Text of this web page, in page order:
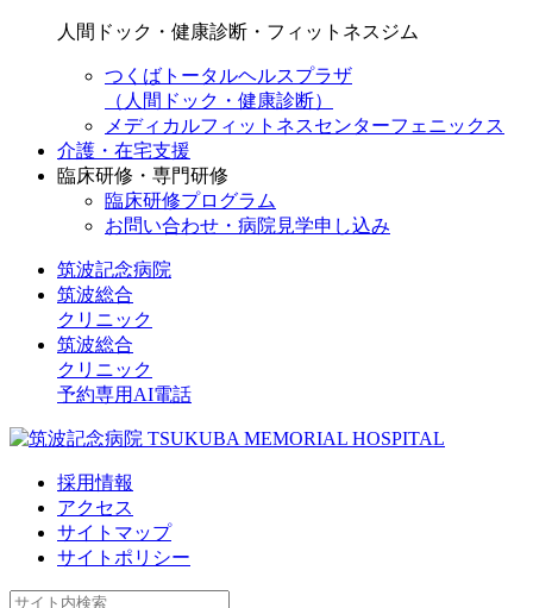
人間ドック・健康診断・フィットネスジム
つくばトータルヘルスプラザ
（人間ドック・健康診断）
メディカルフィットネスセンターフェニックス
介護・在宅支援
臨床研修・専門研修
臨床研修プログラム
お問い合わせ・病院見学申し込み
筑波記念病院
筑波総合
クリニック
筑波総合
クリニック
予約専用AI電話
採用情報
アクセス
サイトマップ
サイトポリシー